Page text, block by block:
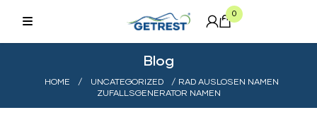
0
Blog
HOME / UNCATEGORIZED
/ RAD AUSLOSEN NAMEN
ZUFALLSGENERATOR NAMEN